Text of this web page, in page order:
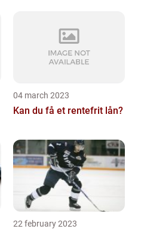
04 march 2023
Kan du få et rentefrit lån?
22 february 2023